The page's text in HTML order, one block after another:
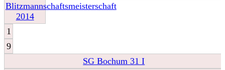
Blitzmannschaftsmeisterschaft
2014
1
9
SG Bochum 31 I